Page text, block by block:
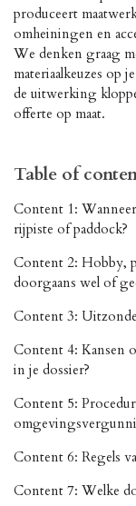
produceert
omheiningen en
We denken graag
materiaalkeuzes op
de uitwerking
offerte op maat.
Table of
Content 1:
rijpiste of paddock?
Content 2: Hobby,
doorgaans wel of
Content 3:
Content 4: Kansen
in je dossier?
Content 5:
Content 6: Regels
Content 7: Welke